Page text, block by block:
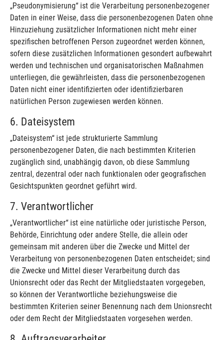
„Pseudonymisierung“ ist die Verarbeitung personenbezogener
Daten in einer Weise, dass die personenbezogenen Daten ohne
Hinzuziehung zusätzlicher Informationen nicht mehr einer
spezifischen betroffenen Person zugeordnet werden können,
sofern diese zusätzlichen Informationen gesondert aufbewahrt
werden und technischen und organisatorischen Maßnahmen
unterliegen, die gewährleisten, dass die personenbezogenen
Daten nicht einer identifizierten oder identifizierbaren
natürlichen Person zugewiesen werden können.
6. Dateisystem
„Dateisystem“ ist jede strukturierte Sammlung
personenbezogener Daten, die nach bestimmten Kriterien
zugänglich sind, unabhängig davon, ob diese Sammlung
zentral, dezentral oder nach funktionalen oder geografischen
Gesichtspunkten geordnet geführt wird.
7. Verantwortlicher
„Verantwortlicher“ ist eine natürliche oder juristische Person,
Behörde, Einrichtung oder andere Stelle, die allein oder
gemeinsam mit anderen über die Zwecke und Mittel der
Verarbeitung von personenbezogenen Daten entscheidet; sind
die Zwecke und Mittel dieser Verarbeitung durch das
Unionsrecht oder das Recht der Mitgliedstaaten vorgegeben,
so können der Verantwortliche beziehungsweise die
bestimmten Kriterien seiner Benennung nach dem Unionsrecht
oder dem Recht der Mitgliedstaaten vorgesehen werden.